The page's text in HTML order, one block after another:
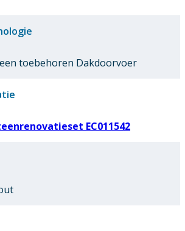
toebehoren Dakdoorvoer
EC011542